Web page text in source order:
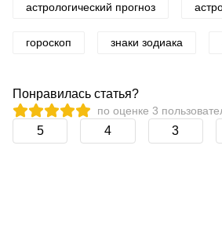
астрологический прогноз
гороскоп знаки зодиака
Понравилась статья?
по оценке 3
5 4 3